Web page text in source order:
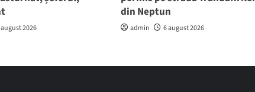
2026
din Neptun
admin 6 august 2026